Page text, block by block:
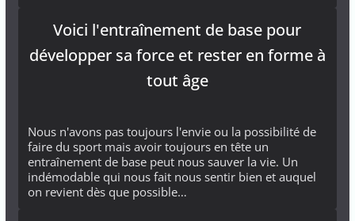
Voici l'entraînement de base pour
développer sa force et rester en forme à
tout âge
Nous n'avons pas toujours l'envie ou la possibilité de
faire du sport mais avoir toujours en tête un
entraînement de base peut nous sauver la vie. Un
indémodable qui nous fait nous sentir bien et auquel
on revient dès que possible…